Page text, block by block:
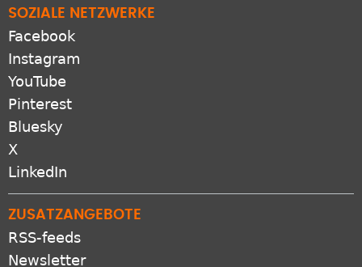
SOZIALE NETZWERKE
Facebook
Instagram
YouTube
Pinterest
Bluesky
X
LinkedIn
ZUSATZANGEBOTE
RSS-feeds
Newsletter